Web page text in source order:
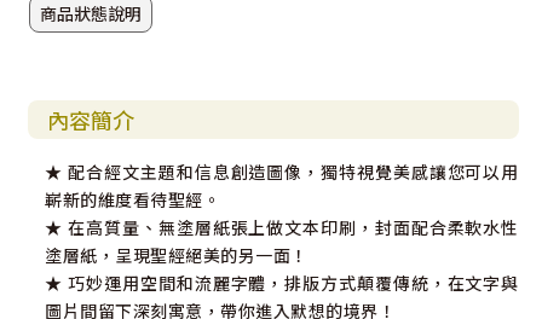
商品狀態說明
內容簡介
★ 配合經文主題和信息創造圖像，獨特視覺美感讓您可以用
嶄新的維度看待聖經。
★ 在高質量、無塗層紙張上做文本印刷，封面配合柔軟水性
塗層紙，呈現聖經絕美的另一面！
★ 巧妙運用空間和流麗字體，排版方式顛覆傳統，在文字與
圖片間留下深刻寓意，帶你進入默想的境界！